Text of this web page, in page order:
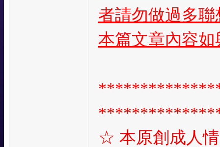
者請勿做過多聯
本篇文章內容
☆ 本原創成人